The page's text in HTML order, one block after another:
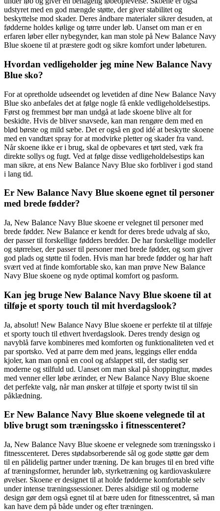
udstyret med en god mængde støtte, der giver stabilitet og
beskyttelse mod skader. Deres åndbare materialer sikrer desuden, at
fødderne holdes kølige og tørre under løb. Uanset om man er en
erfaren løber eller nybegynder, kan man stole på New Balance Navy
Blue skoene til at præstere godt og sikre komfort under løbeturen.
Hvordan vedligeholder jeg mine New Balance Navy
Blue sko?
For at opretholde udseendet og levetiden af dine New Balance Navy
Blue sko anbefales det at følge nogle få enkle vedligeholdelsestips.
Først og fremmest bør man undgå at lade skoene blive alt for
beskidte. Hvis de bliver snavsede, kan man rengøre dem med en
blød børste og mild sæbe. Det er også en god idé at beskytte skoene
med en vandtæt spray for at modvirke pletter og skader fra vand.
Når skoene ikke er i brug, skal de opbevares et tørt sted, væk fra
direkte sollys og fugt. Ved at følge disse vedligeholdelsestips kan
man sikre, at ens New Balance Navy Blue sko forbliver i god stand
i lang tid.
Er New Balance Navy Blue skoene egnet til personer
med brede fødder?
Ja, New Balance Navy Blue skoene er velegnet til personer med
brede fødder. New Balance er kendt for deres brede udvalg af sko,
der passer til forskellige fødders bredder. De har forskellige modeller
og størrelser, der passer til personer med brede fødder, og som giver
god plads og støtte til foden. Hvis man har brede fødder og har haft
svært ved at finde komfortable sko, kan man prøve New Balance
Navy Blue skoene og nyde optimal komfort og pasform.
Kan jeg bruge New Balance Navy Blue skoene til at
tilføje et sporty touch til mit hverdagslook?
Ja, absolut! New Balance Navy Blue skoene er perfekte til at tilføje
et sporty touch til ethvert hverdagslook. Deres trendy design og
navyblå farve kombineres med komforten og funktionaliteten ved et
par sportsko. Ved at parre dem med jeans, leggings eller endda
kjoler, kan man opnå en cool og afslappet stil, der stadig ser
moderne og stilfuld ud. Uanset om man skal på shoppingtur, mødes
med venner eller løbe ærinder, er New Balance Navy Blue skoene
det perfekte valg, når man ønsker at tilføje et sporty twist til sin
påklædning.
Er New Balance Navy Blue skoene velegnede til at
blive brugt som træningssko i fitnesscenteret?
Ja, New Balance Navy Blue skoene er velegnede som træningssko i
fitnesscenteret. Deres stødabsorberende sål og gode støtte gør dem
til en pålidelig partner under træning. De kan bruges til en bred vifte
af træningsformer, herunder løb, styrketræning og kardiovaskulære
øvelser. Skoene er designet til at holde fødderne komfortable selv
under intense træningssessioner. Deres alsidige stil og moderne
design gør dem også egnet til at bære uden for fitnesscentret, så man
kan have dem på både under og efter træningen.